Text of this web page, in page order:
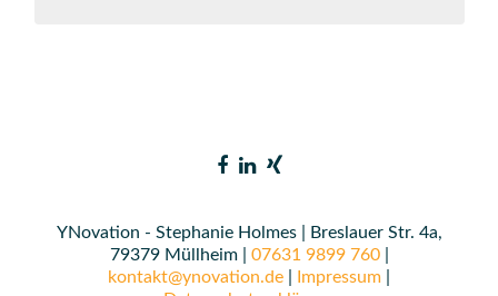
YNovation - Stephanie Holmes | Breslauer Str. 4a,
79379 Müllheim | 07631 9899 760|
kontakt@ynovation.de
Impressum